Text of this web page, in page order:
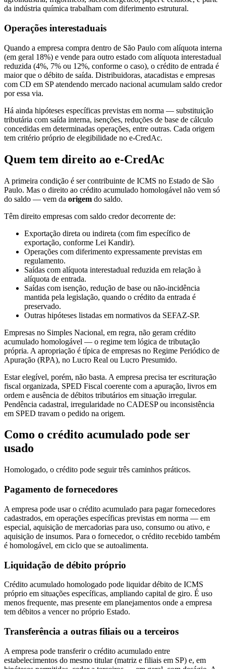
da indústria química trabalham com diferimento estrutural.
Operações interestaduais
Quando a empresa compra dentro de São Paulo com alíquota interna
(em geral 18%) e vende para outro estado com alíquota interestadual
reduzida (4%, 7% ou 12%, conforme o caso), o crédito de entrada é
maior que o débito de saída. Distribuidoras, atacadistas e empresas
com CD em SP atendendo mercado nacional acumulam saldo credor
por essa via.
Há ainda hipóteses específicas previstas em norma — substituição
tributária com saída interna, isenções, reduções de base de cálculo
concedidas em determinadas operações, entre outras. Cada origem
tem critério próprio de elegibilidade no e-CredAc.
Quem tem direito ao e-CredAc
A primeira condição é ser contribuinte de ICMS no Estado de São
Paulo. Mas o direito ao crédito acumulado homologável não vem só
do saldo — vem da origem do saldo.
Têm direito empresas com saldo credor decorrente de:
Exportação direta ou indireta (com fim específico de
exportação, conforme Lei Kandir).
Operações com diferimento expressamente previstas em
regulamento.
Saídas com alíquota interestadual reduzida em relação à
alíquota de entrada.
Saídas com isenção, redução de base ou não-incidência
mantida pela legislação, quando o crédito da entrada é
preservado.
Outras hipóteses listadas em normativos da SEFAZ-SP.
Empresas no Simples Nacional, em regra, não geram crédito
acumulado homologável — o regime tem lógica de tributação
própria. A apropriação é típica de empresas no Regime Periódico de
Apuração (RPA), no Lucro Real ou Lucro Presumido.
Estar elegível, porém, não basta. A empresa precisa ter escrituração
fiscal organizada, SPED Fiscal coerente com a apuração, livros em
ordem e ausência de débitos tributários em situação irregular.
Pendência cadastral, irregularidade no CADESP ou inconsistência
em SPED travam o pedido na origem.
Como o crédito acumulado pode ser
usado
Homologado, o crédito pode seguir três caminhos práticos.
Pagamento de fornecedores
A empresa pode usar o crédito acumulado para pagar fornecedores
cadastrados, em operações específicas previstas em norma — em
especial, aquisição de mercadorias para uso, consumo ou ativo, e
aquisição de insumos. Para o fornecedor, o crédito recebido também
é homologável, em ciclo que se autoalimenta.
Liquidação de débito próprio
Crédito acumulado homologado pode liquidar débito de ICMS
próprio em situações específicas, ampliando capital de giro. É uso
menos frequente, mas presente em planejamentos onde a empresa
tem débitos a vencer no próprio Estado.
Transferência a outras filiais ou a terceiros
A empresa pode transferir o crédito acumulado entre
estabelecimentos do mesmo titular (matriz e filiais em SP) e, em